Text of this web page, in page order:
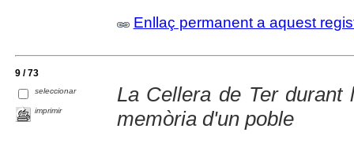
Enllaç permanent a aquest
9 / 73
seleccionar
imprimir
La Cellera de Ter
memòria d'un poble